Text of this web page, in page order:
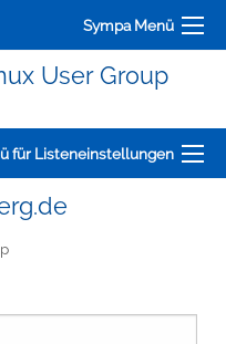
Sympa Menü
User Group
für Listeneinstellungen